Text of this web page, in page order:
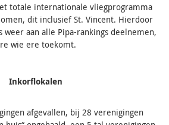
totale internationale vliegprogramma
dit inclusief St. Vincent. Hierdoor
weer aan alle Pipa-rankings deelnemen,
wie ere toekomt.
Inkorflokalen
afgevallen, bij 28 verenigingen